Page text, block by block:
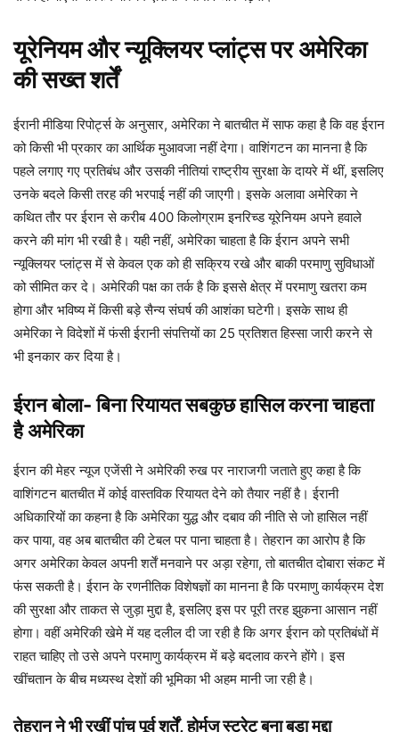
यूरेनियम और न्यूक्लियर प्लांट्स पर अमेरिका
की सख्त शर्तें
ईरानी मीडिया रिपोर्ट्स के अनुसार, अमेरिका ने बातचीत में साफ कहा है कि वह ईरान
को किसी भी प्रकार का आर्थिक मुआवजा नहीं देगा। वाशिंगटन का मानना है कि
पहले लगाए गए प्रतिबंध और उसकी नीतियां राष्ट्रीय सुरक्षा के दायरे में थीं, इसलिए
उनके बदले किसी तरह की भरपाई नहीं की जाएगी। इसके अलावा अमेरिका ने
कथित तौर पर ईरान से करीब 400 किलोग्राम इनरिच्ड यूरेनियम अपने हवाले
करने की मांग भी रखी है। यही नहीं, अमेरिका चाहता है कि ईरान अपने सभी
न्यूक्लियर प्लांट्स में से केवल एक को ही सक्रिय रखे और बाकी परमाणु सुविधाओं
को सीमित कर दे। अमेरिकी पक्ष का तर्क है कि इससे क्षेत्र में परमाणु खतरा कम
होगा और भविष्य में किसी बड़े सैन्य संघर्ष की आशंका घटेगी। इसके साथ ही
अमेरिका ने विदेशों में फंसी ईरानी संपत्तियों का 25 प्रतिशत हिस्सा जारी करने से
भी इनकार कर दिया है।
ईरान बोला- बिना रियायत सबकुछ हासिल करना चाहता
है अमेरिका
ईरान की मेहर न्यूज एजेंसी ने अमेरिकी रुख पर नाराजगी जताते हुए कहा है कि
वाशिंगटन बातचीत में कोई वास्तविक रियायत देने को तैयार नहीं है। ईरानी
अधिकारियों का कहना है कि अमेरिका युद्ध और दबाव की नीति से जो हासिल नहीं
कर पाया, वह अब बातचीत की टेबल पर पाना चाहता है। तेहरान का आरोप है कि
अगर अमेरिका केवल अपनी शर्तें मनवाने पर अड़ा रहेगा, तो बातचीत दोबारा संकट में
फंस सकती है। ईरान के रणनीतिक विशेषज्ञों का मानना है कि परमाणु कार्यक्रम देश
की सुरक्षा और ताकत से जुड़ा मुद्दा है, इसलिए इस पर पूरी तरह झुकना आसान नहीं
होगा। वहीं अमेरिकी खेमे में यह दलील दी जा रही है कि अगर ईरान को प्रतिबंधों में
राहत चाहिए तो उसे अपने परमाणु कार्यक्रम में बड़े बदलाव करने होंगे। इस
खींचतान के बीच मध्यस्थ देशों की भूमिका भी अहम मानी जा रही है।
तेहरान ने भी रखीं पांच पूर्व शर्तें, होर्मुज स्ट्रेट बना बड़ा मुद्दा